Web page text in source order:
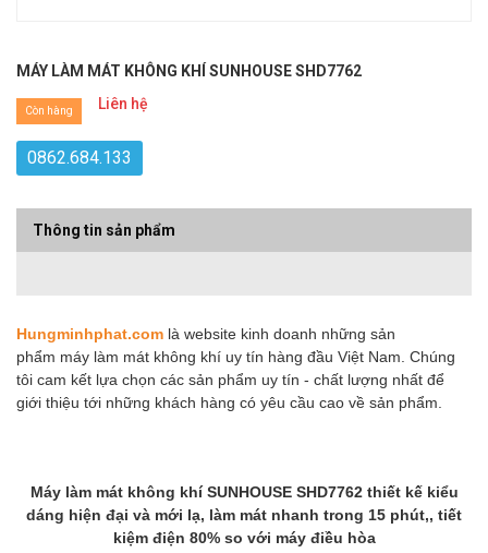
MÁY LÀM MÁT KHÔNG KHÍ SUNHOUSE SHD7762
Liên hệ
Còn hàng
0862.684.133
Thông tin sản phẩm
Hungminhphat.com là website kinh doanh những sản
phẩm máy làm mát không khí uy tín hàng đầu Việt Nam. Chúng
tôi cam kết lựa chọn các sản phẩm uy tín - chất lượng nhất để
giới thiệu tới những khách hàng có yêu cầu cao về sản phẩm.
Máy làm mát không khí SUNHOUSE SHD7762 thiết kế kiểu
dáng hiện đại và mới lạ, làm mát nhanh trong 15 phút,, tiết
kiệm điện 80% so với máy điều hòa